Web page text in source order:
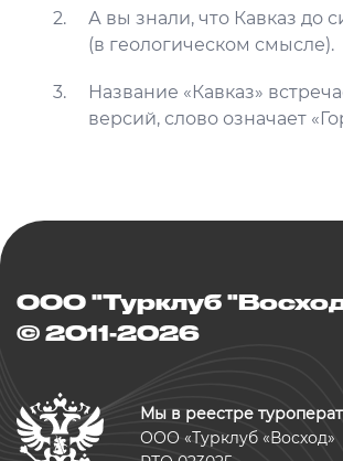
А вы знали, что Кавказ до
(в геологическом смысле).
Название «Кавказ»
версий, слово означает
ООО "Турклуб
© 2011-2026
Мы в реестре
ООО «Турклуб «Восход»